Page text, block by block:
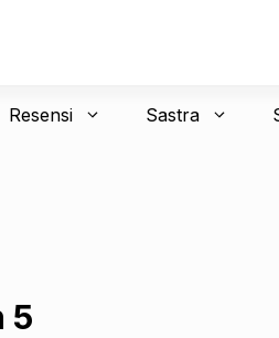
Resensi Sastra
5